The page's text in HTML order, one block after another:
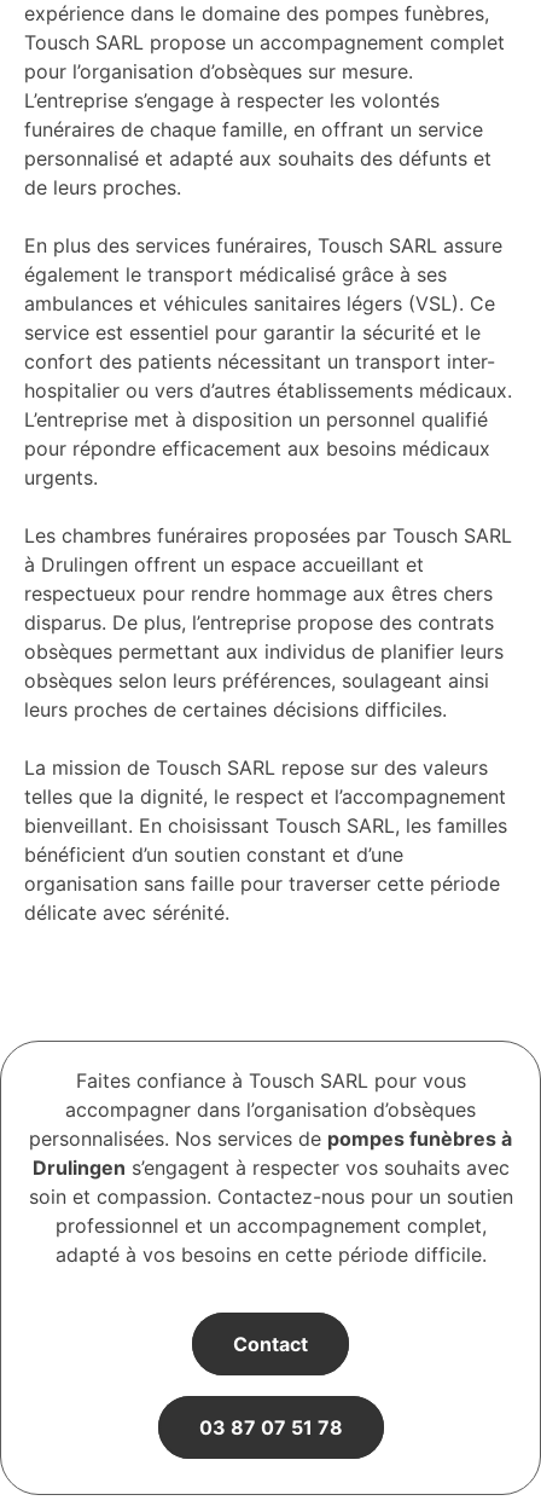
expérience dans le domaine des pompes funèbres,
Tousch SARL propose un accompagnement complet
pour l’organisation d’obsèques sur mesure.
L’entreprise s’engage à respecter les volontés
funéraires de chaque famille, en offrant un service
personnalisé et adapté aux souhaits des défunts et
de leurs proches.
En plus des services funéraires, Tousch SARL assure
également le transport médicalisé grâce à ses
ambulances et véhicules sanitaires légers (VSL). Ce
service est essentiel pour garantir la sécurité et le
confort des patients nécessitant un transport inter-
hospitalier ou vers d’autres établissements médicaux.
L’entreprise met à disposition un personnel qualifié
pour répondre efficacement aux besoins médicaux
urgents.
Les chambres funéraires proposées par Tousch SARL
à Drulingen offrent un espace accueillant et
respectueux pour rendre hommage aux êtres chers
disparus. De plus, l’entreprise propose des contrats
obsèques permettant aux individus de planifier leurs
obsèques selon leurs préférences, soulageant ainsi
leurs proches de certaines décisions difficiles.
La mission de Tousch SARL repose sur des valeurs
telles que la dignité, le respect et l’accompagnement
bienveillant. En choisissant Tousch SARL, les familles
bénéficient d’un soutien constant et d’une
organisation sans faille pour traverser cette période
délicate avec sérénité.
Faites confiance à Tousch SARL pour vous
accompagner dans l’organisation d’obsèques
personnalisées. Nos services de pompes funèbres à
Drulingen s’engagent à respecter vos souhaits avec
soin et compassion. Contactez-nous pour un soutien
professionnel et un accompagnement complet,
adapté à vos besoins en cette période difficile.
Contact
03 87 07 51 78